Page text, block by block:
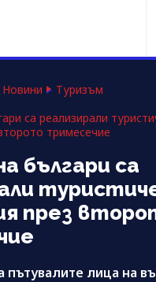
Новини
Туризъм
са реализирали
тримесечие
българи са
през
лица на